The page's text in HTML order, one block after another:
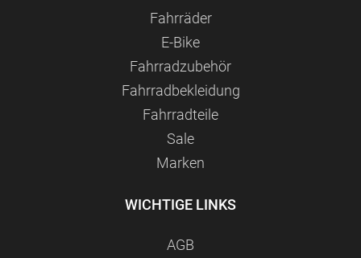
Fahrräder
E-Bike
Fahrradzubehör
Fahrradbekleidung
Fahrradteile
Sale
Marken
WICHTIGE LINKS
AGB